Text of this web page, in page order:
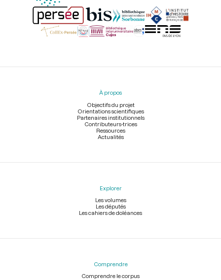
Menu
À propos
Objectifs du projet
Orientations scientifiques
Partenaires institutionnels
Contributeurs-trices
Ressources
Actualités
Explorer
Les volumes
Les députés
Les cahiers de doléances
Comprendre
Comprendre le corpus